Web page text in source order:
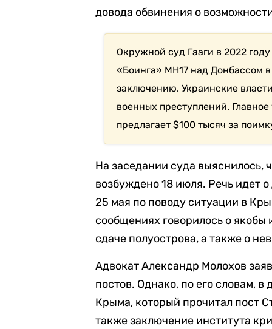
довода обвинения о
Окружной суд Гааги в 2022
«Боинга» MH17 над Донбассом
заключению. Украинские
военных преступлений.
предлагает $100 тысяч за
На заседании суда выяснилось,
возбуждено 18 июля. Речь идет
25 мая по поводу ситуации в
сообщениях говорилось о якобы
сдаче полуострова, а также о
Адвокат Александр Молохов
постов. Однако, по его словам,
Крыма, который прочитал пост
также заключение института